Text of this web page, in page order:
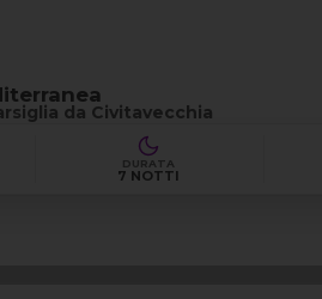
da Civitavecchia
DURATA
7 NOTTI